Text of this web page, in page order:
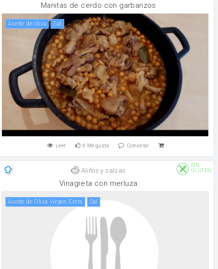
Manitas de cerdo con garbanzos
aceite de oliva sal
Leer 6 Me gusta Comentar
Aliños y salsas
SIN
GLUTEN
Vinagreta con merluza
Aceite de Oliva Virgen Extra sal